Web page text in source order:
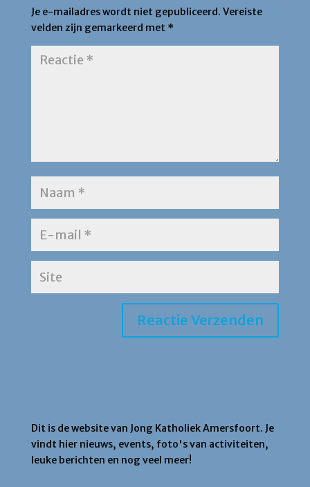
Je e-mailadres wordt niet gepubliceerd. Vereiste
velden zijn gemarkeerd met *
Dit is de website van Jong Katholiek Amersfoort. Je
vindt hier nieuws, events, foto's van activiteiten,
leuke berichten en nog veel meer!